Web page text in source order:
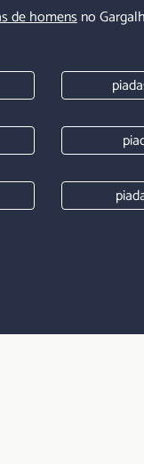
de homensno